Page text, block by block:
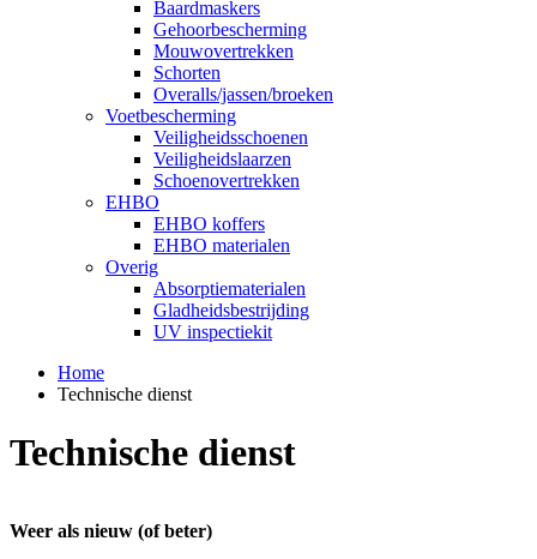
Baardmaskers
Gehoorbescherming
Mouwovertrekken
Schorten
Overalls/jassen/broeken
Voetbescherming
Veiligheidsschoenen
Veiligheidslaarzen
Schoenovertrekken
EHBO
EHBO koffers
EHBO materialen
Overig
Absorptiematerialen
Gladheidsbestrijding
UV inspectiekit
Home
Technische dienst
Technische dienst
Weer als nieuw (of beter)